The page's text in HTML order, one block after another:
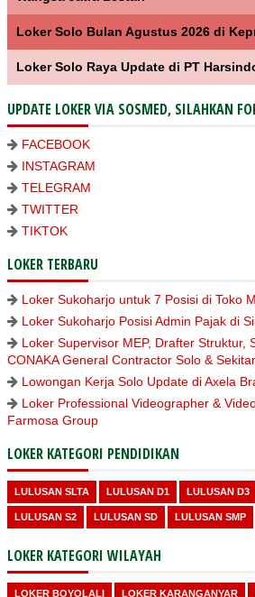
Loker Solo Bulan Agustus 2026 di
Loker Solo Raya Update di PT
UPDATE LOKER VIA SOSMED, SILAHKAN
FACEBOOK
INSTAGRAM
TELEGRAM
TWITTER
TIKTOK
LOKER TERBARU
Loker Sukoharjo untuk 7 Posisi di Toko
Loker Sukoharjo Posisi Admin Pajak di
Loker Supervisor MEP, Drafter Struktur,
CONAKA General Contractor Solo &
Lowongan Kerja Solo Update di Axela
Loker Professional Videographer &
Farmosa Group
LOKER KATEGORI PENDIDIKAN
LULUSAN SLTA LULUSAN D1 LULUSAN D3
LULUSAN S2 LULUSAN SD LULUSAN SMP
LOKER KATEGORI WILAYAH
LOKER BOYOLALI LOKER KARANGANYAR